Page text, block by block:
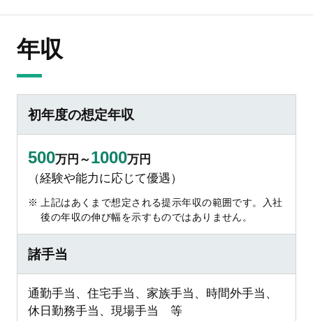
年収
初年度の想定年収
500万円～ 1000万円
（経験や能力に応じて優遇）
上記はあくまで想定される提示年収の範囲です。入社
後の年収の伸び幅を示すものではありません。
諸手当
通勤手当、住宅手当、家族手当、時間外手当、
休日勤務手当、現場手当 等